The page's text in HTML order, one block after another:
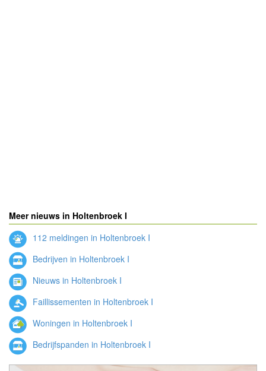
Meer nieuws in Holtenbroek I
112 meldingen in Holtenbroek I
Bedrijven in Holtenbroek I
Nieuws in Holtenbroek I
Faillissementen in Holtenbroek I
Woningen in Holtenbroek I
Bedrijfspanden in Holtenbroek I